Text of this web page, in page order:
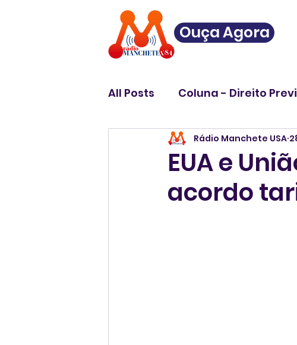
Ouça Agora
All Posts Coluna - Direito
EUA e
acordo
Rádio Manchete USA